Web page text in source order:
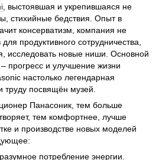
, выстоявшая и укрепившаяся не
стихийные бедствия. Опыт в
консерватизм, компания не
продуктивного сотрудничества,
исследовать новые ниши. Основной
прогресс и улучшение жизни
настолько легендарная
труду посвящён музей.
Панасоник, тем больше
тем комфортнее, лучше
и производстве новых моделей
потребление энергии.